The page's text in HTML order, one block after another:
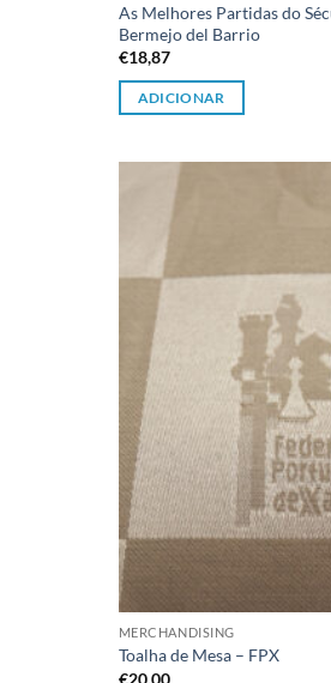
As Melhores Partidas do
Bermejo del Barrio
€18,87
ADICIONAR
MERCHANDISING
Toalha de Mesa – FPX
€20,00